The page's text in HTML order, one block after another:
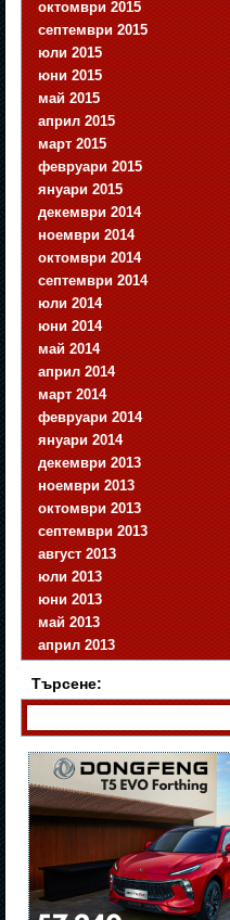
октомври 2015
септември 2015
юли 2015
юни 2015
май 2015
април 2015
март 2015
февруари 2015
януари 2015
декември 2014
ноември 2014
октомври 2014
септември 2014
юли 2014
юни 2014
май 2014
април 2014
март 2014
февруари 2014
януари 2014
декември 2013
ноември 2013
октомври 2013
септември 2013
август 2013
юли 2013
юни 2013
май 2013
април 2013
Търсене: